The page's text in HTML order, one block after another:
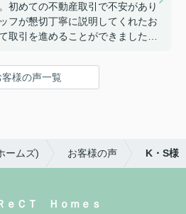
初めての不動産取引で不安があり
フが懇切丁寧に説明してくれたお
取引を進めることができました。
今後も不動産のことならこちらに
います。信頼できる不動産屋さん
客様の声一覧
ームズ) お客様の声 K・S様
ｅＣＴ Ｈｏｍｅｓ